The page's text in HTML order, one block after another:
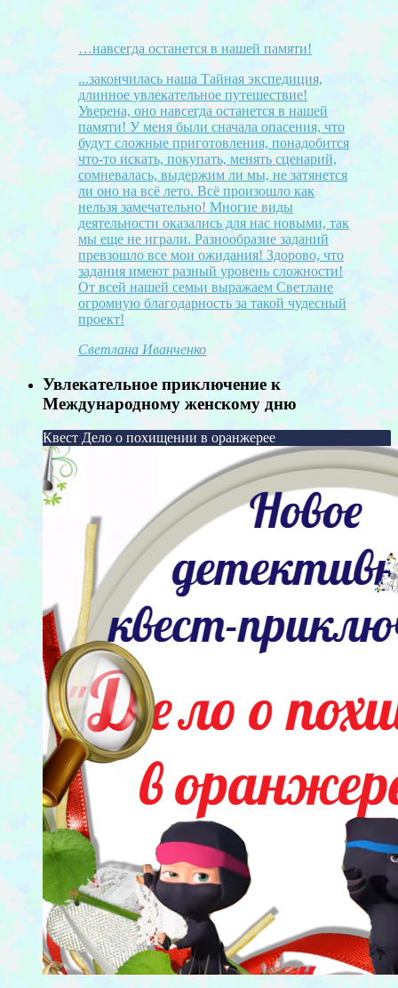
…навсегда останется в нашей памяти!
...закончилась наша Тайная экспедиция,
длинное увлекательное путешествие!
Уверена, оно навсегда останется в нашей
памяти! У меня были сначала опасения, что
будут сложные приготовления, понадобится
что-то искать, покупать, менять сценарий,
сомневалась, выдержим ли мы, не затянется
ли оно на всё лето. Всё произошло как
нельзя замечательно! Многие виды
деятельности оказались для нас новыми, так
мы еще не играли. Разнообразие заданий
превзошло все мои ожидания! Здорово, что
задания имеют разный уровень сложности!
От всей нашей семьи выражаем Светлане
огромную благодарность за такой чудесный
проект!
Светлана Иванченко
Увлекательное приключение к
Международному женскому дню
Квест Дело о похищении в оранжерее